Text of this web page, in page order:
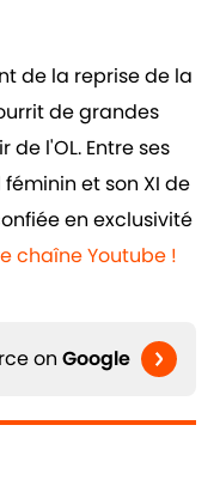
de la reprise de la
de grandes
l'OL. Entre ses
et son XI de
en exclusivité
chaîne Youtube !
on Google